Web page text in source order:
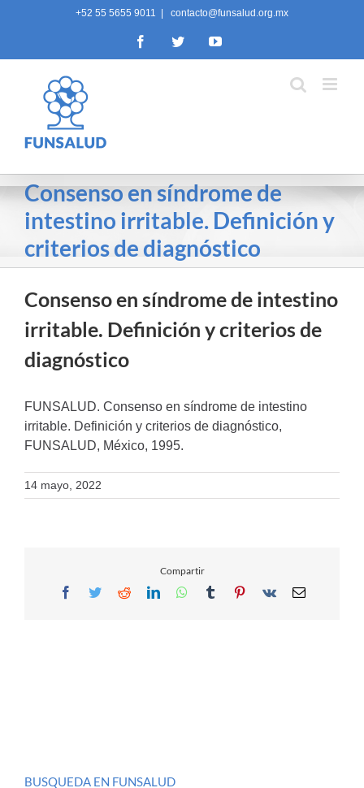
+52 55 5655 9011 contacto@funsalud.org.mx
FacebookTwitterYouTube
Consenso en síndrome de
intestino irritable. Definición y
criterios de diagnóstico
Consenso en síndrome de intestino
irritable. Definición y criterios de
diagnóstico
FUNSALUD. Consenso en síndrome de intestino
irritable. Definición y criterios de diagnóstico,
FUNSALUD, México, 1995.
14 mayo, 2022
Compartir
Facebook
TwitterRedditLinkedInWhatsApp
TumblrPinterest
Vk Email
BUSQUEDA EN FUNSALUD